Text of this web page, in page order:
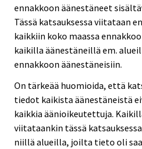
ennakkoon äänestäneet
Tässä katsauksessa viitataan
kaikkiin koko maassa
kaikilla äänestäneillä em.
ennakkoon äänestäneisiin.
On tärkeää huomioida, että
tiedot kaikista äänestäneistä
kaikkia äänioikeutettuja.
viitataankin tässä
niillä alueilla, joilta tieto oli